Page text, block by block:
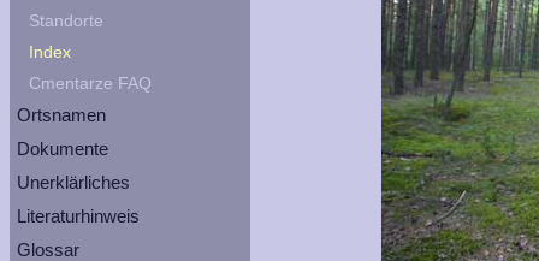
Standorte
Index
Cmentarze FAQ
Ortsnamen
Dokumente
Unerklärliches
Literaturhinweis
Glossar